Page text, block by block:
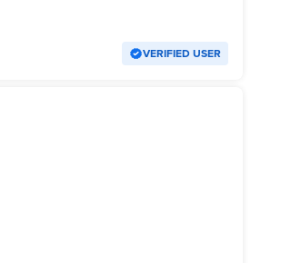
VERIFIED USER